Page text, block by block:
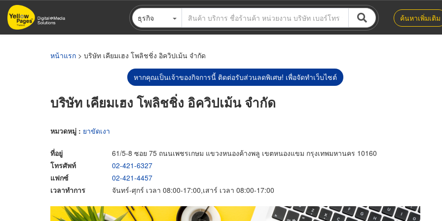
ข้าม
ไป
ธุรกิจ ค้นหาเพิ่มเติม
หน้าแรก > บริษัท เคียมเฮง โพลิชชิ่ง อิควิปเม้น จำกัด
หากคุณเป็นเจ้าของกิจการนี้ ติดต่อรับส่วนลดพิเศษ! เพื่อจัดทำเว็บไซต์
บริษัท เคียมเฮง โพลิชชิ่ง อิควิปเม้น จำกัด
หมวดหมู่ : ยาขัดเงา
ที่อยู่
61/5-8 ซอย 75 ถนนเพชรเกษม แขวงหนองค้างพลู เขตหนองแขม กรุงเทพมหานคร 10160
โทรศัพท์
02-421-6327
แฟกซ์
02-421-4457
เวลาทำการ
จันทร์-ศุกร์ เวลา 08:00-17:00,เสาร์ เวลา 08:00-17:00